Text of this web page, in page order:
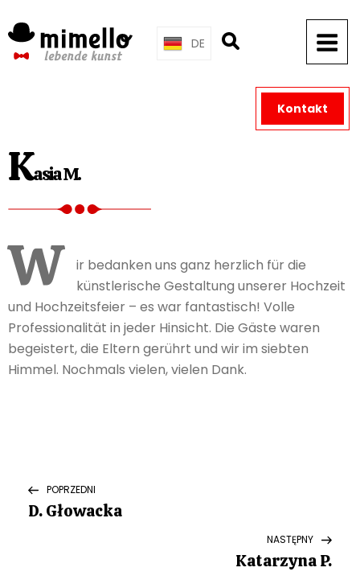
to
content
DE
Kasia M.
W
ir bedanken uns ganz herzlich für die
künstlerische Gestaltung unserer Hochzeit
und Hochzeitsfeier – es war fantastisch! Volle
Professionalität in jeder Hinsicht. Die Gäste waren
begeistert, die Eltern gerührt und wir im siebten
Himmel. Nochmals vielen, vielen Dank.
N
a
Previous
Post
POPRZEDNI
D. Głowacka
NASTĘPNY
Katarzyna P.
Kontakt